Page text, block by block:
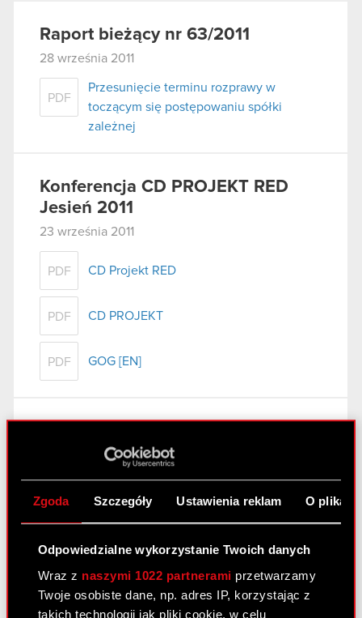
Zgoda Szczegóły Ustawienia reklam O
Odpowiedzialne wykorzystanie Twoich danych
Wraz z naszymi 1022 partnerami przetwarzamy
Twoje osobiste dane, np. adres IP, korzystając z
takich technologii jak pliki cookie, w celu
Raport bieżący nr 63/2011
28 września 2011
PDF
Przesunięcie terminu rozprawy w
toczącym się postępowaniu spółki
zależnej
Konferencja CD PROJEKT RED
Jesień 2011
23 września 2011
PDF CD Projekt RED
PDF CD PROJEKT
PDF GOG [EN]
8 września 2011
PDF
Wygaśnięcie umowy poręczenia kredytu
spółki zależnej
7 września 2011